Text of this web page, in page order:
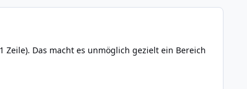
Das macht es unmöglich gezielt ein Bereich